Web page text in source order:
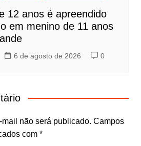
12 anos é apreendido
em menino de 11 anos
6 de agosto de 2026 0
não será publicado. Campos
com *